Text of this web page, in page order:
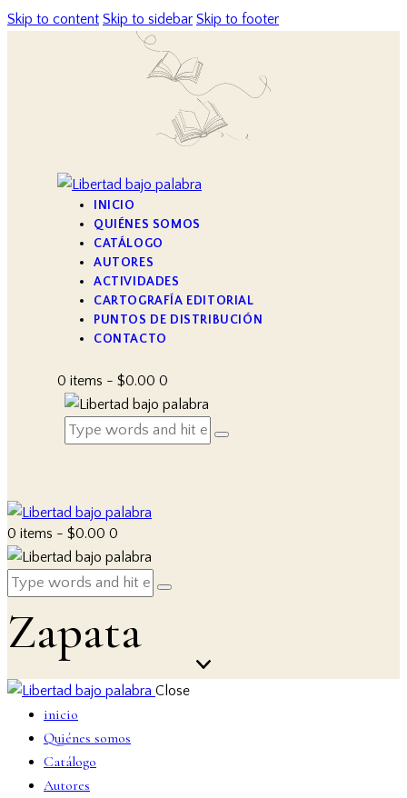
Skip to content Skip to sidebar Skip to footer
INICIO
QUIÉNES SOMOS
CATÁLOGO
AUTORES
ACTIVIDADES
CARTOGRAFÍA EDITORIAL
PUNTOS DE DISTRIBUCIÓN
CONTACTO
0 items - $0.00 0
0 items - $0.00 0
Zapata
Close
inicio
Quiénes somos
Catálogo
Autores